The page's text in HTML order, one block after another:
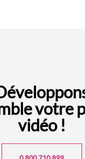
votre
vidéo !